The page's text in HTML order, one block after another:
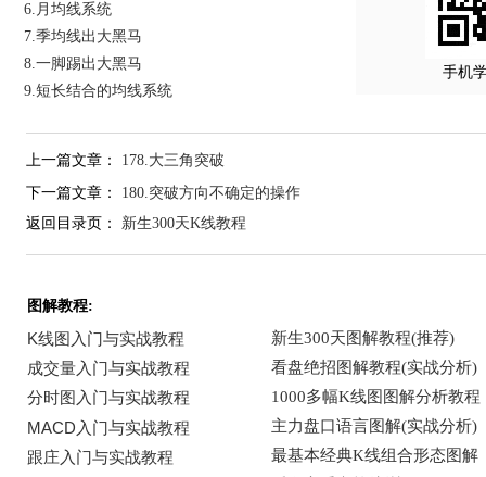
6.月均线系统
7.季均线出大黑马
8.一脚踢出大黑马
9.短长结合的均线系统
手机
上一篇文章： 178.大三角突破
下一篇文章： 180.突破方向不确定的操作
返回目录页： 新生300天K线教程
图解教程: